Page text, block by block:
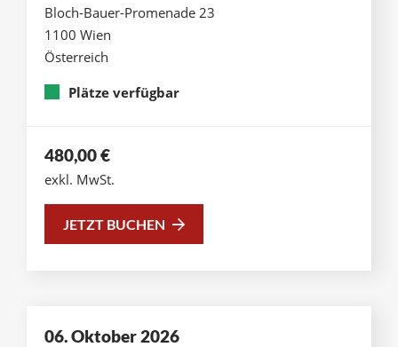
Bloch-Bauer-Promenade 23
1100 Wien
Österreich
Plätze verfügbar
480,00€
exkl. MwSt.
JETZT BUCHEN
06. Oktober 2026